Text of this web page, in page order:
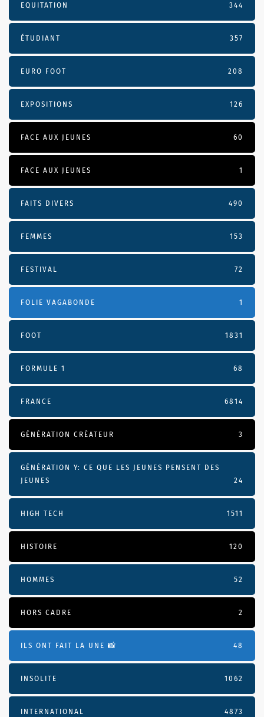
EQUITATION 344
ÉTUDIANT 357
EURO FOOT 208
EXPOSITIONS 126
FACE AUX JEUNES 60
FACE AUX JEUNES 1
FAITS DIVERS 490
FEMMES 153
FESTIVAL 72
FOLIE VAGABONDE 1
FOOT 1831
FORMULE 1 68
FRANCE 6814
GÉNÉRATION CRÉATEUR 3
GÉNÉRATION Y: CE QUE LES JEUNES PENSENT DES
JEUNES
24
HIGH TECH 1511
HISTOIRE 120
HOMMES 52
HORS CADRE 2
ILS ONT FAIT LA UNE 📸 48
INSOLITE 1062
INTERNATIONAL 4873